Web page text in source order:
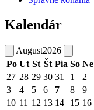
Kalendár
August2026
Po Ut St Št Pia So Ne
27 28 29 30 31 1
2
3
4 5 6 7 8
9
10 11 12 13 14 15 16